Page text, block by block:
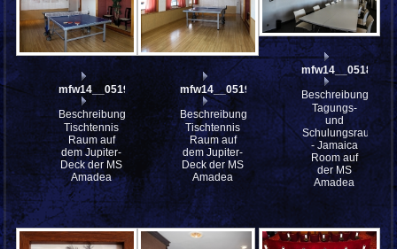
mfw14__051920
Beschreibung:
Tischtennis
Raum auf
dem Jupiter-
Deck der MS
Amadea
mfw14__051919
Beschreibung:
Tischtennis
Raum auf
dem Jupiter-
Deck der MS
Amadea
mfw14__051866st
Beschreibung:
Tagungs-
und
Schulungsraum
- Jamaica
Room auf
der MS
Amadea